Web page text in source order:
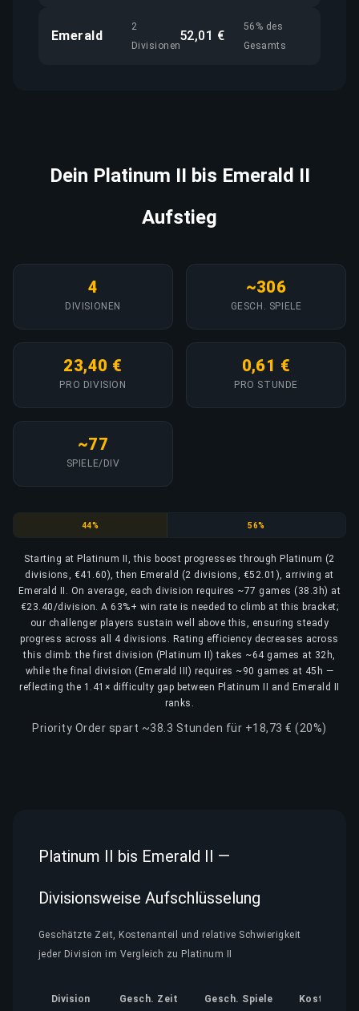
Emerald
2
Divisionen
52,01 €
56% des
Gesamts
Dein Platinum II bis Emerald II
Aufstieg
4
DIVISIONEN
~306
GESCH. SPIELE
23,40 €
PRO DIVISION
0,61 €
PRO STUNDE
~77
SPIELE/DIV
Platinum
44% Emerald
56%
Starting at Platinum II, this boost progresses through Platinum (2
divisions, €41.60), then Emerald (2 divisions, €52.01), arriving at
Emerald II. On average, each division requires ~77 games (38.3h) at
€23.40/division. A 63%+ win rate is needed to climb at this bracket;
our challenger players sustain well above this, ensuring steady
progress across all 4 divisions. Rating efficiency decreases across
this climb: the first division (Platinum II) takes ~64 games at 32h,
while the final division (Emerald III) requires ~90 games at 45h —
reflecting the 1.41× difficulty gap between Platinum II and Emerald II
ranks.
Priority Order spart ~38.3 Stunden für +18,73 € (20%)
Platinum II bis Emerald II —
Divisionsweise Aufschlüsselung
Geschätzte Zeit, Kostenanteil und relative Schwierigkeit
jeder Division im Vergleich zu Platinum II
Division Gesch. Zeit Gesch. Spiele